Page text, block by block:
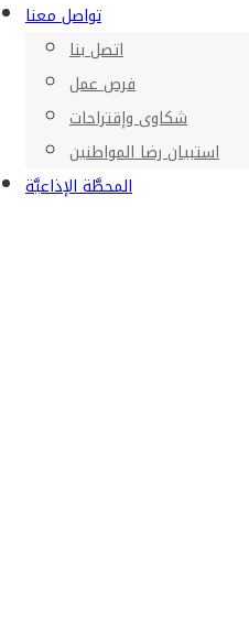
تواصل معنا
اتصل بنا
فرص عمل
شكاوى وإقتراحات
استبيان رضا المواطنين
المحطَّة الإذاعيَّة